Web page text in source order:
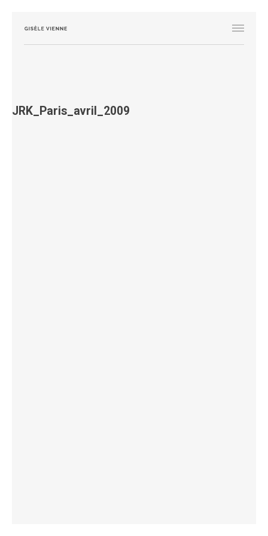
JRK_Paris_avril_2009